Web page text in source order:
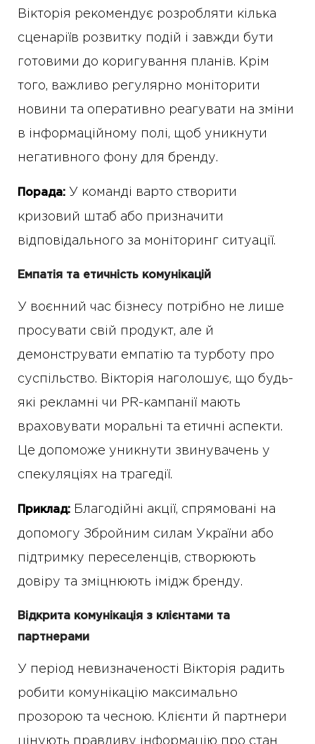
Вікторія рекомендує розробляти кілька
сценаріїв розвитку подій і завжди бути
готовими до коригування планів. Крім
того, важливо регулярно моніторити
новини та оперативно реагувати на зміни
в інформаційному полі, щоб уникнути
негативного фону для бренду.
Порада: У команді варто створити
кризовий штаб або призначити
відповідального за моніторинг ситуації.
Емпатія та етичність комунікацій
У воєнний час бізнесу потрібно не лише
просувати свій продукт, але й
демонструвати емпатію та турботу про
суспільство. Вікторія наголошує, що будь-
які рекламні чи PR-кампанії мають
враховувати моральні та етичні аспекти.
Це допоможе уникнути звинувачень у
спекуляціях на трагедії.
Приклад: Благодійні акції, спрямовані на
допомогу Збройним силам України або
підтримку переселенців, створюють
довіру та зміцнюють імідж бренду.
Відкрита комунікація з клієнтами та
партнерами
У період невизначеності Вікторія радить
робити комунікацію максимально
прозорою та чесною. Клієнти й партнери
цінують правдиву інформацію про стан